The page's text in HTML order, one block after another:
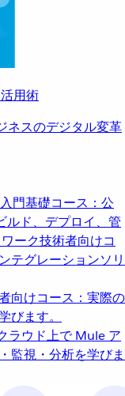
用術
ネスのデジタル変革
門基礎コース：公
ルド、デプロイ、管
ーク技術者向けコ
テグレーションソリ
向けコース：実際の
びます。
ラウド上で Mule ア
監視・分析を学びま